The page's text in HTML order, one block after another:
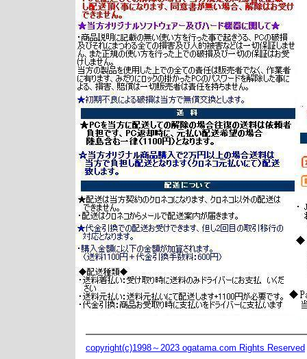
copyright(c)1998～2023 ogatama.com Rights Reserved